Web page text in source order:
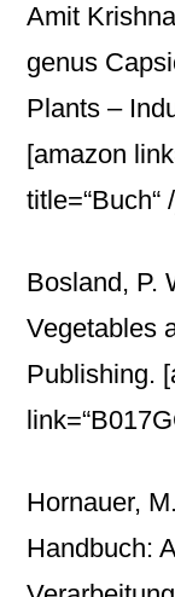
Amit
genus
Plants –
[amazon
title=“Buch“
Bosland, P.
Vegetables
Publishing.
Hornauer,
Handbuch: